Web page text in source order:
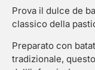
Prova il dulce de
classico della
Preparato con
tradizionale,